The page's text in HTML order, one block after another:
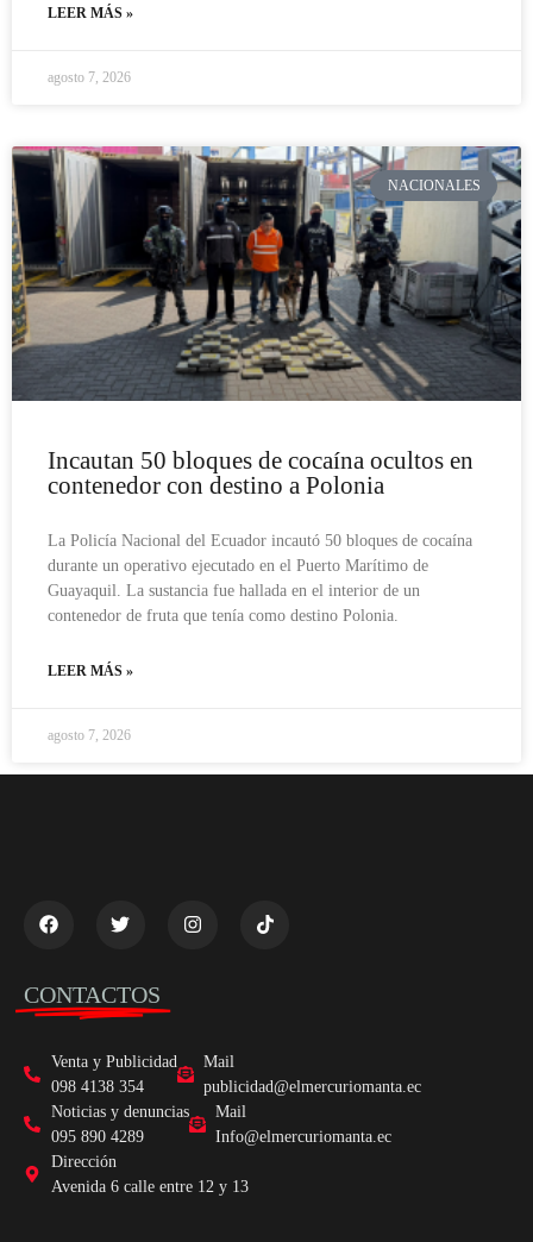
LEER MÁS »
agosto 7, 2026
NACIONALES
Incautan 50 bloques de cocaína ocultos en
contenedor con destino a Polonia
La Policía Nacional del Ecuador incautó 50 bloques de cocaína
durante un operativo ejecutado en el Puerto Marítimo de
Guayaquil. La sustancia fue hallada en el interior de un
contenedor de fruta que tenía como destino Polonia.
LEER MÁS »
agosto 7, 2026
CONTACTOS
Venta y Publicidad
098 4138 354
Mail
publicidad@elmercuriomanta.ec
Noticias y denuncias
095 890 4289
Mail
Info@elmercuriomanta.ec
Dirección
Avenida 6 calle entre 12 y 13